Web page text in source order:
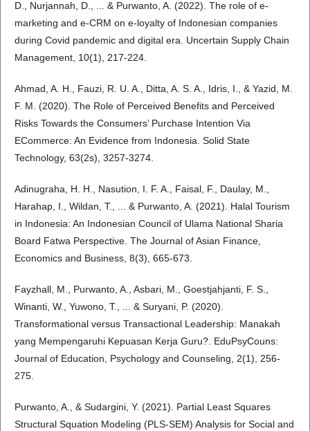
D., Nurjannah, D., ... & Purwanto, A. (2022). The role of e-
marketing and e-CRM on e-loyalty of Indonesian companies
during Covid pandemic and digital era. Uncertain Supply Chain
Management, 10(1), 217-224.
Ahmad, A. H., Fauzi, R. U. A., Ditta, A. S. A., Idris, I., & Yazid, M.
F. M. (2020). The Role of Perceived Benefits and Perceived
Risks Towards the Consumers’ Purchase Intention Via
ECommerce: An Evidence from Indonesia. Solid State
Technology, 63(2s), 3257-3274.
Adinugraha, H. H., Nasution, I. F. A., Faisal, F., Daulay, M.,
Harahap, I., Wildan, T., ... & Purwanto, A. (2021). Halal Tourism
in Indonesia: An Indonesian Council of Ulama National Sharia
Board Fatwa Perspective. The Journal of Asian Finance,
Economics and Business, 8(3), 665-673.
Fayzhall, M., Purwanto, A., Asbari, M., Goestjahjanti, F. S.,
Winanti, W., Yuwono, T., ... & Suryani, P. (2020).
Transformational versus Transactional Leadership: Manakah
yang Mempengaruhi Kepuasan Kerja Guru?. EduPsyCouns:
Journal of Education, Psychology and Counseling, 2(1), 256-
275.
Purwanto, A., & Sudargini, Y. (2021). Partial Least Squares
Structural Squation Modeling (PLS-SEM) Analysis for Social and